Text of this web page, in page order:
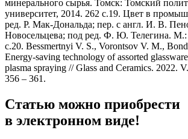
минерального сырья. Томск: Томский
университет, 2014. 262 с.19. Цвет в
ред. Р. Мак-Дональда; пер. с англ. И. В.
Новосельцева; под ред. Ф. Ю. Телегина. М.:
с.20. Bessmertnyi V. S., Vorontsov V. M.,
Energy-saving technology of assorted
plasma spraying // Glass and Ceramics. 2022.
356 – 361.
Статью можно приобрести
в электронном виде!